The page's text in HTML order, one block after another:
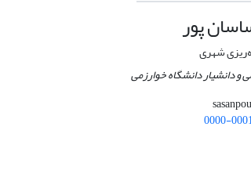
پور
شهری
دانشیار دانشگاه خوارزمی
0000-